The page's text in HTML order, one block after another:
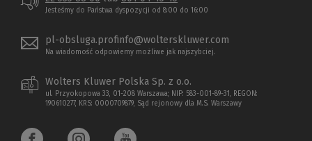
Jesteśmy do Państwa dyspozycji od 8:00 do 16:00
pl-obsluga.profinfo@wolterskluwer.com
Na wiadomość odpowiemy możliwe jak najszybciej.
Wolters Kluwer Polska Sp. z o.o.
ul. Przyokopowa 33, 01-208 Warszawa; NIP: 583-001-89-31, REGON:
190610277, KRS: 0000709879, Sąd rejonowy dla M.S. Warszawy